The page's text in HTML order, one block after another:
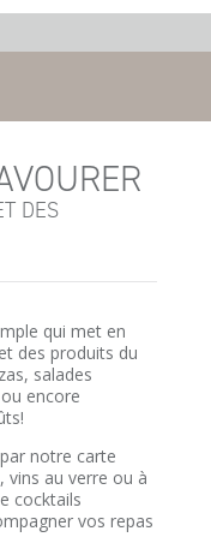
DES
qui met en
des produits du
salades
encore
notre carte
vins au verre ou à
cocktails
vos repas